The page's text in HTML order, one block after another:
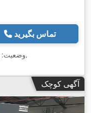
تماس بگیرید
وضعیت:,
آگهی کوچک